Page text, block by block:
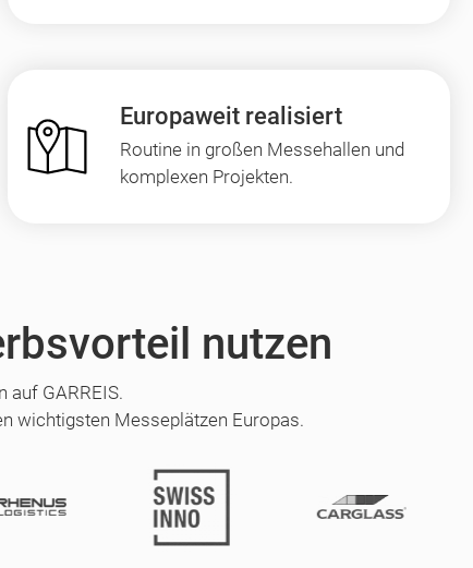
Europaweit realisiert
Routine in großen Messehallen und
komplexen Projekten.
nutzen
auf GARREIS.
wichtigsten Messeplätzen Europas.